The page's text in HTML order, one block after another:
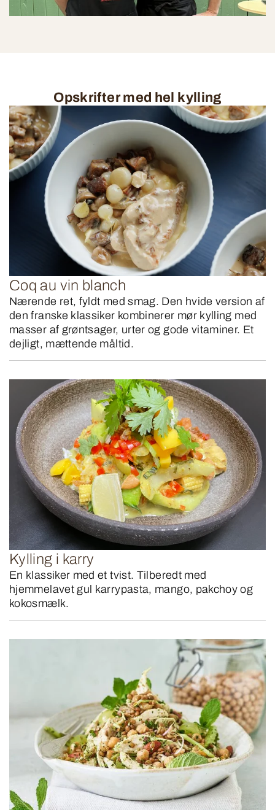
Opskrifter med hel kylling
Coq au vin blanch
Nærende ret, fyldt med smag. Den hvide version af
den franske klassiker kombinerer mør kylling med
masser af grøntsager, urter og gode vitaminer. Et
dejligt, mættende måltid.
Kylling i karry
En klassiker med et tvist. Tilberedt med
hjemmelavet gul karrypasta, mango, pakchoy og
kokosmælk.